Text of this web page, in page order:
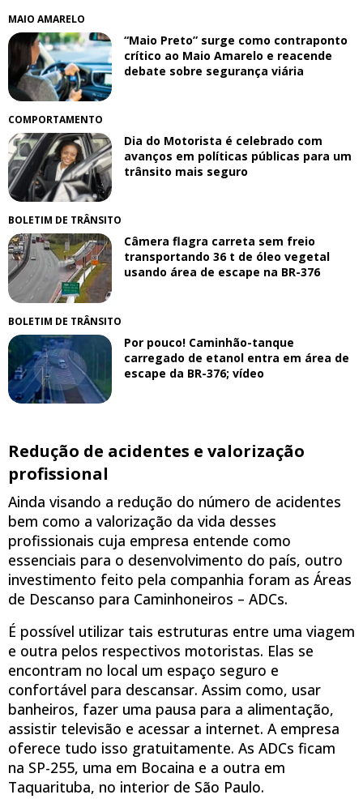
MAIO AMARELO
“Maio Preto” surge como contraponto
crítico ao Maio Amarelo e reacende
debate sobre segurança viária
COMPORTAMENTO
Dia do Motorista é celebrado com
avanços em políticas públicas para um
trânsito mais seguro
BOLETIM DE TRÂNSITO
Câmera flagra carreta sem freio
transportando 36 t de óleo vegetal
usando área de escape na BR-376
BOLETIM DE TRÂNSITO
Por pouco! Caminhão-tanque
carregado de etanol entra em área de
escape da BR-376; vídeo
Redução de acidentes e valorização
profissional
Ainda visando a redução do número de acidentes
bem como a valorização da vida desses
profissionais cuja empresa entende como
essenciais para o desenvolvimento do país, outro
investimento feito pela companhia foram as Áreas
de Descanso para Caminhoneiros – ADCs.
É possível utilizar tais estruturas entre uma viagem
e outra pelos respectivos motoristas. Elas se
encontram no local um espaço seguro e
confortável para descansar. Assim como, usar
banheiros, fazer uma pausa para a alimentação,
assistir televisão e acessar a internet. A empresa
oferece tudo isso gratuitamente. As ADCs ficam
na SP-255, uma em Bocaina e a outra em
Taquarituba, no interior de São Paulo.